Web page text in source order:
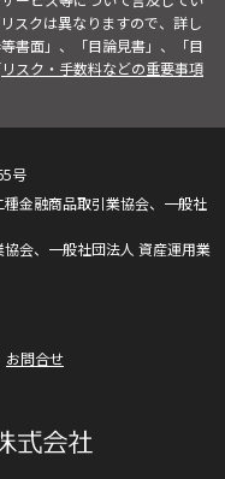
スクは異なりますので、詳し
書面」、「目論見書」、「目
リスク・手数料などの重要事項
号
金融商品取引業協会、一般社
会、一般社団法人 資産運用業
お問合せ